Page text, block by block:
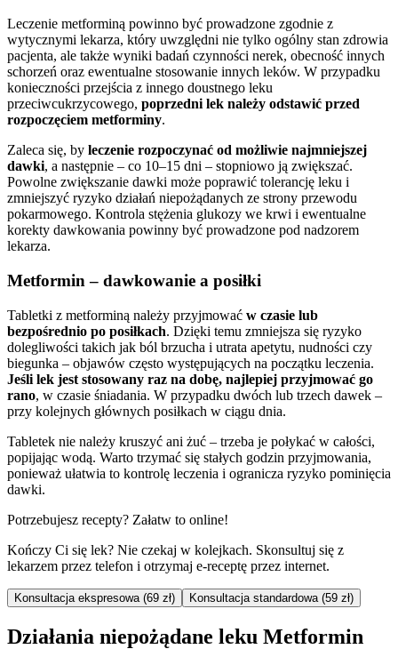
Leczenie metforminą powinno być prowadzone zgodnie z
wytycznymi lekarza, który uwzględni nie tylko ogólny stan zdrowia
pacjenta, ale także wyniki badań czynności nerek, obecność innych
schorzeń oraz ewentualne stosowanie innych leków. W przypadku
konieczności przejścia z innego doustnego leku
przeciwcukrzycowego, poprzedni lek należy odstawić przed
rozpoczęciem metforminy.
Zaleca się, by leczenie rozpoczynać od możliwie najmniejszej
dawki, a następnie – co 10–15 dni – stopniowo ją zwiększać.
Powolne zwiększanie dawki może poprawić tolerancję leku i
zmniejszyć ryzyko działań niepożądanych ze strony przewodu
pokarmowego. Kontrola stężenia glukozy we krwi i ewentualne
korekty dawkowania powinny być prowadzone pod nadzorem
lekarza.
Metformin – dawkowanie a posiłki
Tabletki z metforminą należy przyjmować w czasie lub
bezpośrednio po posiłkach. Dzięki temu zmniejsza się ryzyko
dolegliwości takich jak ból brzucha i utrata apetytu, nudności czy
biegunka – objawów często występujących na początku leczenia.
Jeśli lek jest stosowany raz na dobę, najlepiej przyjmować go
rano, w czasie śniadania. W przypadku dwóch lub trzech dawek –
przy kolejnych głównych posiłkach w ciągu dnia.
Tabletek nie należy kruszyć ani żuć – trzeba je połykać w całości,
popijając wodą. Warto trzymać się stałych godzin przyjmowania,
ponieważ ułatwia to kontrolę leczenia i ogranicza ryzyko pominięcia
dawki.
Potrzebujesz recepty? Załatw to online!
Kończy Ci się lek? Nie czekaj w kolejkach. Skonsultuj się z
lekarzem przez telefon i otrzymaj e-receptę przez internet.
Konsultacja ekspresowa (69 zł) Konsultacja standardowa (59 zł)
Działania niepożądane leku Metformin